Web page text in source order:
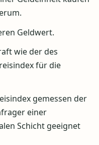
Geldwert.
wie der des
für die
gemessen der
einer
Schicht geeignet